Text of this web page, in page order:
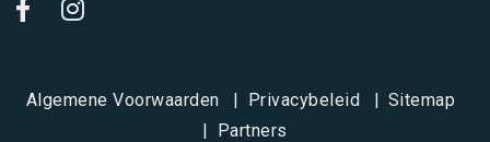
Algemene Voorwaarden Privacybeleid
Sitemap
Partners